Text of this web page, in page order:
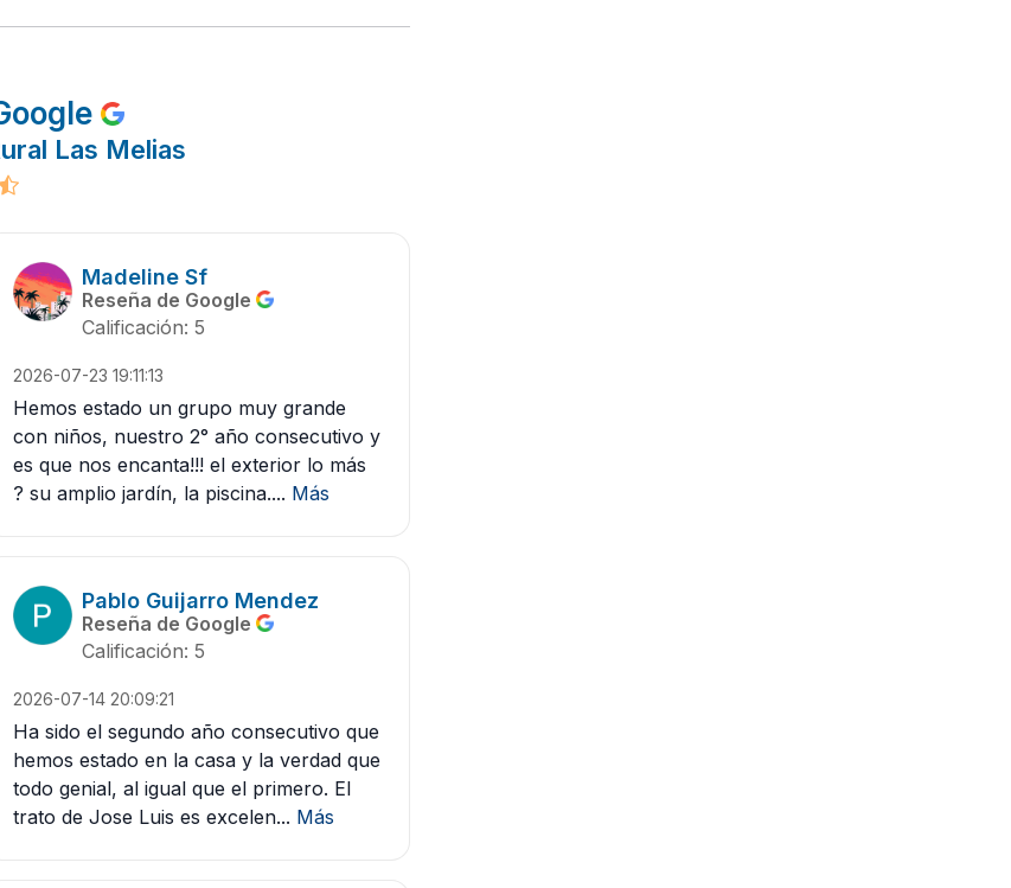
Las Melias
Madeline Sf
Reseña de Google
Calificación: 5
2026-07-23 19:11:13
Hemos estado un grupo muy grande
con niños, nuestro 2° año consecutivo y
es que nos encanta!!! el exterior lo más
? su amplio jardín, la piscina.... Más
Pablo Guijarro Mendez
Reseña de Google
Calificación: 5
2026-07-14 20:09:21
Ha sido el segundo año consecutivo que
hemos estado en la casa y la verdad que
todo genial, al igual que el primero. El
trato de Jose Luis es excelen... Más